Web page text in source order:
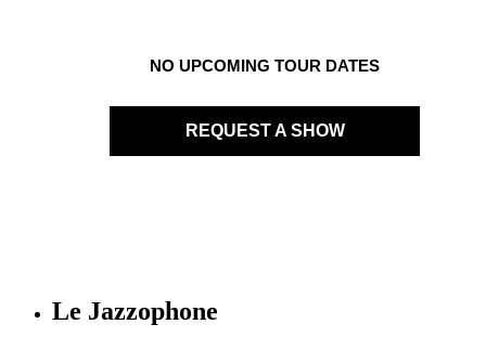
NO UPCOMING TOUR DATES
REQUEST A SHOW
Le Jazzophone